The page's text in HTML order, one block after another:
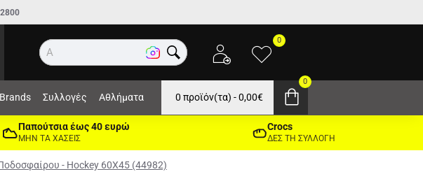
Αναζήτη
0
Brands Συλλογές Αθλήματα 0 προϊόν(τα) - 0,00€
0
- Hockey 60X45 (44982)
Παπούτσια έως 40 ευρώ
ΜΗΝ ΤΑ ΧΑΣΕΙΣ
Crocs
ΔΕΣ ΤΗ ΣΥΛΛΟΓΗ